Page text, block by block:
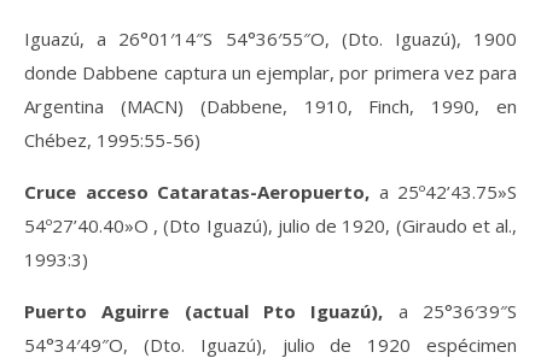
Iguazú, a 26°01′14″S 54°36′55″O, (Dto. Iguazú), 1900
donde Dabbene captura un ejemplar, por primera vez para
Argentina (MACN) (Dabbene, 1910, Finch, 1990, en
Chébez, 1995:55-56)
Cruce acceso Cataratas-Aeropuerto, a 25º42’43.75»S
54º27’40.40»O , (Dto Iguazú), julio de 1920, (Giraudo et al.,
1993:3)
Puerto Aguirre (actual Pto Iguazú), a 25°36′39″S
54°34′49″O, (Dto. Iguazú), julio de 1920 espécimen